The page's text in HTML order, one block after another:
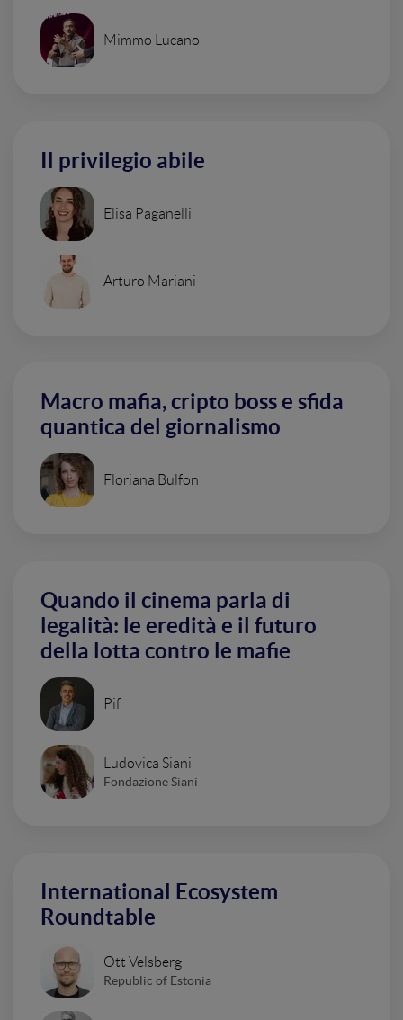
Mimmo Lucano
Il privilegio abile
Elisa Paganelli
Arturo Mariani
Macro mafia, cripto boss e sfida
quantica del giornalismo
Floriana Bulfon
Quando il cinema parla di
legalità: le eredità e il futuro
della lotta contro le mafie
Pif
Ludovica Siani
Fondazione Siani
International Ecosystem
Roundtable
Ott Velsberg
Republic of Estonia